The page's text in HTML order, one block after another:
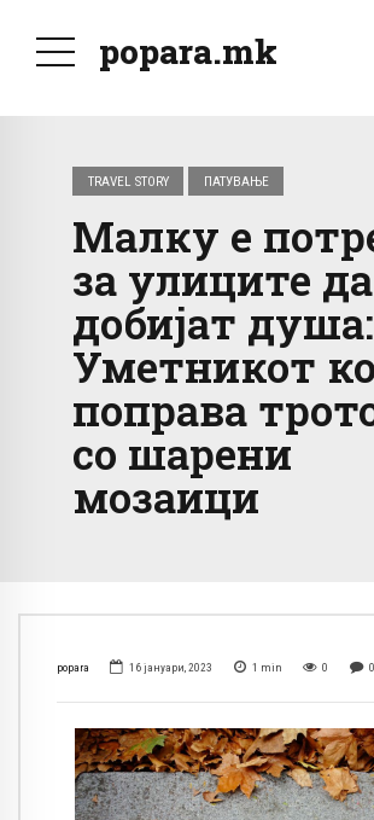
popara.mk
TRAVEL STORY ПАТУВАЊЕ
Малку е
за улиците да
добијат душа:
Уметникот
поправа
со шарени
мозаици
popara 16 јануари, 2023 1 min 0 0